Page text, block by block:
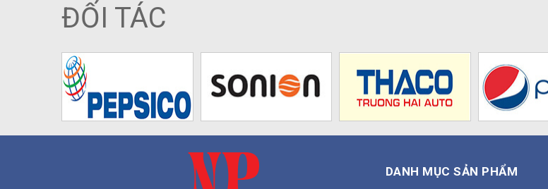
ĐỐI TÁC
DANH MỤC SẢN PHẨM